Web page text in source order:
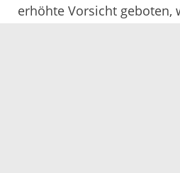
erhöhte Vorsicht geboten,